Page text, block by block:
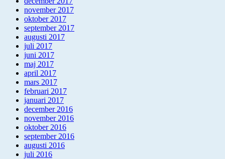
november 2017
oktober 2017
september 2017
augusti 2017
juli 2017
juni 2017
maj 2017
april 2017
mars 2017
februari 2017
januari 2017
december 2016
november 2016
oktober 2016
september 2016
augusti 2016
juli 2016